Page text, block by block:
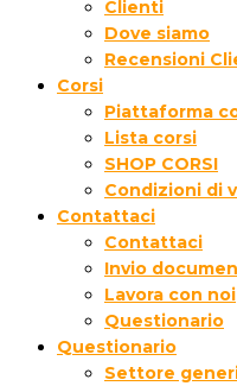
Clienti
Dove siamo
Recensioni
Corsi
Piattaforma
Lista corsi
SHOP CORSI
Condizioni di
Contattaci
Contattaci
Invio
Lavora con noi
Questionario
Questionario
Settore